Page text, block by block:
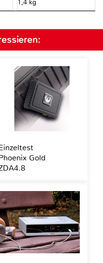
1,4 kg
Gold